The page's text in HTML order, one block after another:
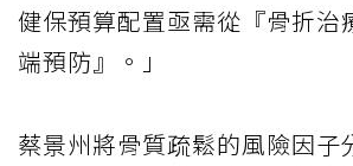
健保預算配置亟需從『骨折治
端預防』。」
蔡景州將骨質疏鬆的風險因子